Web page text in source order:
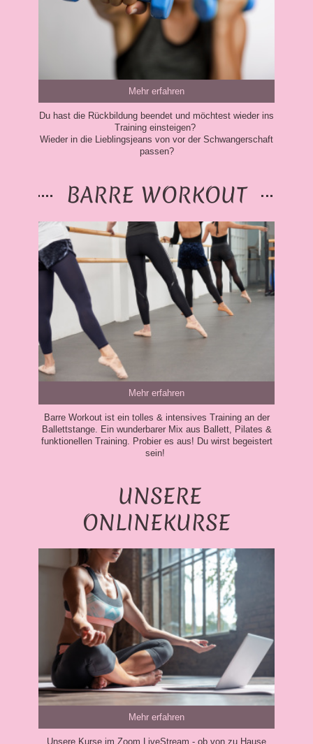
Mehr erfahren
Du hast die Rückbildung beendet und möchtest wieder ins
Training einsteigen?
Wieder in die Lieblingsjeans von vor der Schwangerschaft
passen?
BARRE WORKOUT
Mehr erfahren
Barre Workout ist ein tolles & intensives Training an der
Ballettstange. Ein wunderbarer Mix aus Ballett, Pilates &
funktionellen Training. Probier es aus! Du wirst begeistert
sein!
UNSERE
ONLINEKURSE
Mehr erfahren
Unsere Kurse im Zoom LiveStream - ob von zu Hause